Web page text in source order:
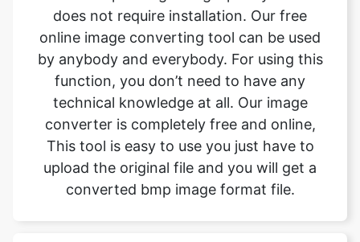
function, you don’t need to have any
technical knowledge at all. Our image
converter is completely free and online,
This tool is easy to use you just have to
upload the original file and you will get a
converted bmp image format file.
Can this tool be used on any